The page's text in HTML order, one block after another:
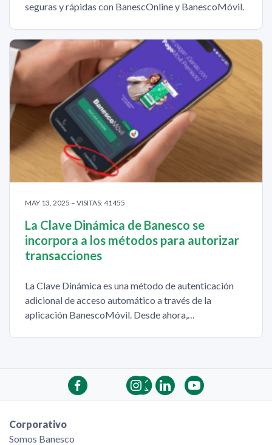
seguras y rápidas con BanescOnline y BanescoMóvil.
MAY 13, 2025 – VISITAS: 41455
La Clave Dinámica de Banesco se
incorpora a los métodos para autorizar
transacciones
La Clave Dinámica es una método de autenticación
adicional de acceso automático a través de la
aplicación BanescoMóvil. Desde ahora,…
Corporativo
Somos Banesco